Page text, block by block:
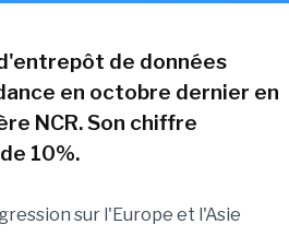
de données
en octobre dernier en
NCR. Son chiffre
10%.